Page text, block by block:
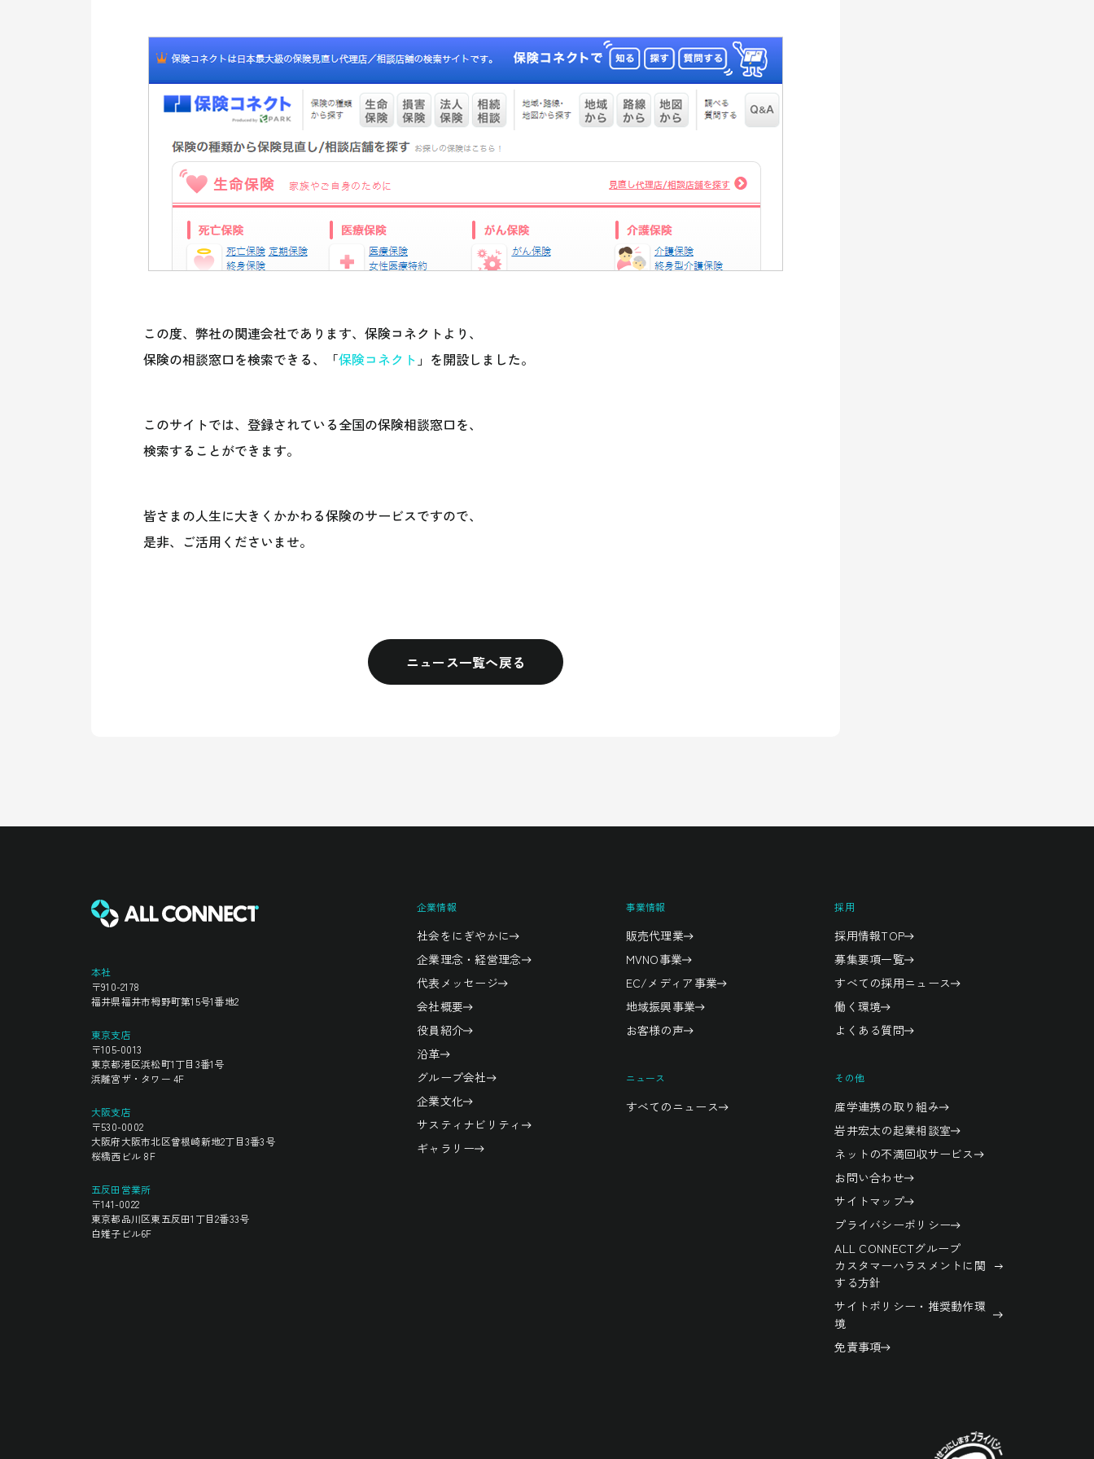
この度、弊社の関連会社であります、保険コネクトより、
保険の相談窓口を検索できる、「保険コネクト 」を開設しました。
このサイトでは、登録されている全国の保険相談窓口を、
検索することができます。
皆さまの人生に大きくかかわる保険のサービスですので、
是非、ご活用くださいませ。
ニュース一覧へ戻る
本社
〒910-2178
福井県福井市栂野町第15号1番地2
東京支店
〒105-0013
東京都港区浜松町1丁目3番1号
浜離宮ザ・タワー 4F
大阪支店
〒530-0002
大阪府大阪市北区曾根崎新地2丁目3番3号
桜橋西ビル 8F
五反田営業所
〒141-0022
東京都品川区東五反田1丁目2番33号
白雉子ビル6F
企業情報
社会をにぎやかに
企業理念・経営理念
代表メッセージ
会社概要
役員紹介
沿革
グループ会社
企業文化
サスティナビリティ
ギャラリー
事業情報
販売代理業
MVNO事業
EC/メディア事業
地域振興事業
お客様の声
ニュース
すべてのニュース
採用
採用情報TOP
募集要項一覧
すべての採用ニュース
働く環境
よくある質問
その他
産学連携の取り組み
岩井宏太の起業相談室
ネットの不満回収サービス
お問い合わせ
サイトマップ
プライバシーポリシー
ALL CONNECTグループ
カスタマーハラスメントに関
する方針
サイトポリシー・推奨動作環
境
免責事項